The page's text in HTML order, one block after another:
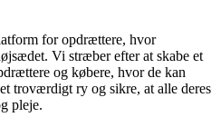
for opdrættere, hvor
Vi stræber efter at skabe et
og købere, hvor de kan
troværdigt ry og sikre, at alle deres
pleje.